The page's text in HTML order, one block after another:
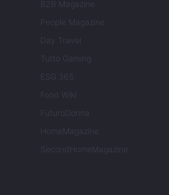
B2B Magazine
People Magazine
Day Travel
Tutto Gaming
ESG 365
Food Wiki
FuturoDonna
HomeMagazine
SecondHomeMagazine